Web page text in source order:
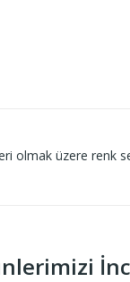
olmak üzere renk